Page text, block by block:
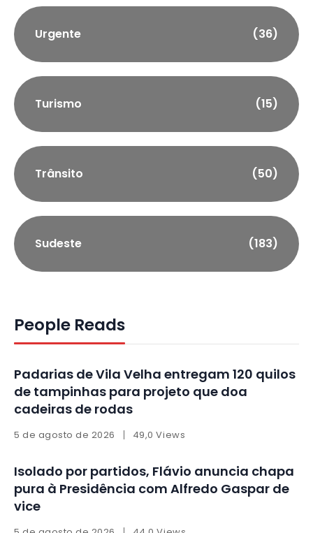
Urgente (36)
Turismo (15)
Trânsito (50)
Sudeste (183)
People Reads
Padarias de Vila Velha entregam 120 quilos
de tampinhas para projeto que doa
cadeiras de rodas
5 de agosto de 2026 49,0 Views
Isolado por partidos, Flávio anuncia chapa
pura à Presidência com Alfredo Gaspar de
vice